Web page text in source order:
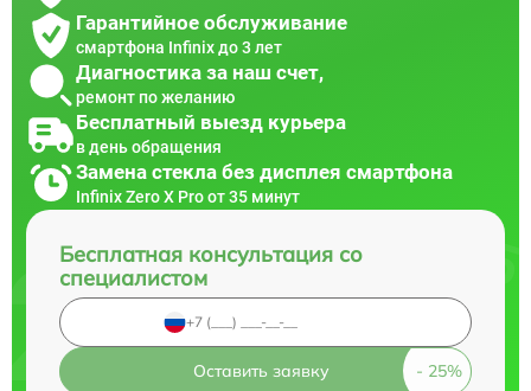
Гарантийное обслуживание
смартфона Infinix до 3 лет
Диагностика за наш счет,
ремонт по желанию
Бесплатный выезд курьера
в день обращения
Замена стекла без дисплея смартфона
Infinix Zero X Pro от 35 минут
Бесплатная консультация со
специалистом
Оставить заявку